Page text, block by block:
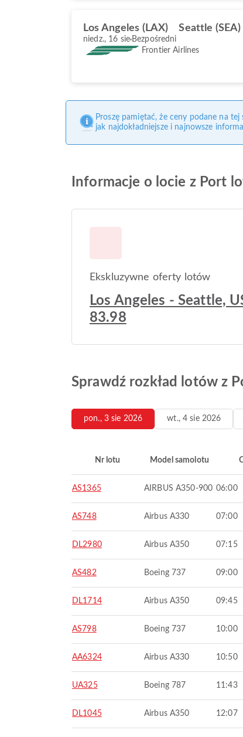
Los Angeles (LAX) Seattle (SEA)
niedz., 16 sie Bezpośredni
Frontier Airlines
Proszę pamiętać, że ceny podane na
jak najdokładniejsze i najnowsze
Informacje o locie z Port
Ekskluzywne oferty lotów
Los Angeles - Seattle,
83.98
Sprawdź rozkład lotów z
pon., 3 sie 2026 wt., 4 sie 2026
Nr lotu Model samolotu
AS1365 AIRBUS A350-900 06:00
AS748 Airbus A330 07:00
DL2980 Airbus A350 07:15
AS482 Boeing 737 09:00
DL1714 Airbus A350 09:45
AS798 Boeing 737 10:00
AA6324 Airbus A330 10:50
UA325 Boeing 787 11:43
DL1045 Airbus A350 12:07